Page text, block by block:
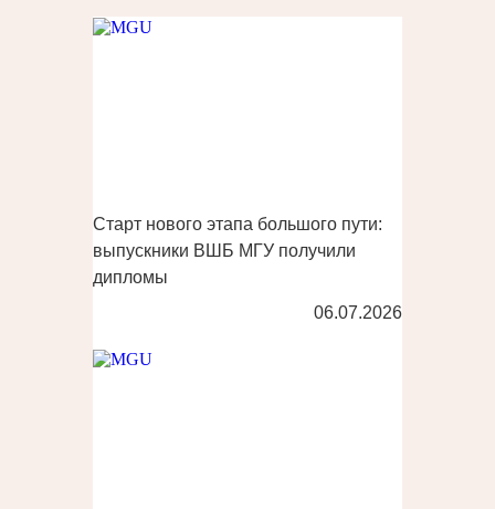
Старт нового этапа большого пути:
выпускники ВШБ МГУ получили
дипломы
06.07.2026